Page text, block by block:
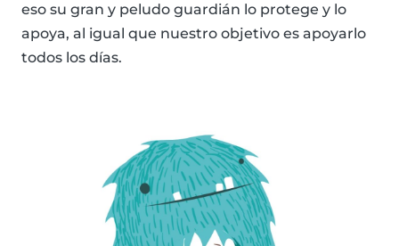
eso su gran y peludo guardián lo protege y lo
apoya, al igual que nuestro objetivo es apoyarlo
todos los días.